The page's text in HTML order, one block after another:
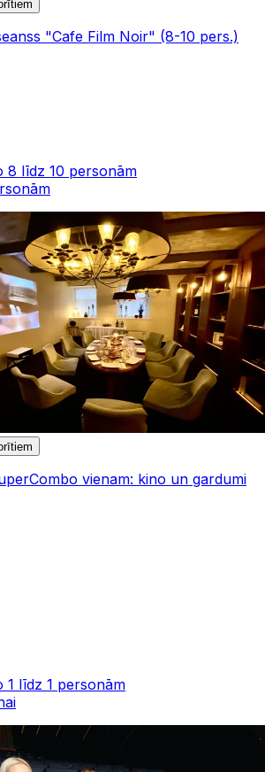
"Cafe Film Noir" (8-10 pers.)
8 līdz 10 personām
vienam: kino un gardumi
1 līdz 1 personām